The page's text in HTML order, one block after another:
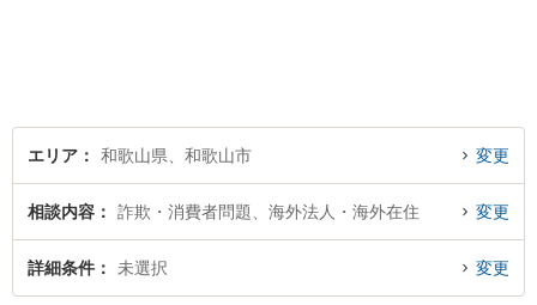
エリア 和歌山県、和歌山市 変更
相談内容 詐欺・消費者問題、海外法人・海外在住 変更
詳細条件 未選択 変更